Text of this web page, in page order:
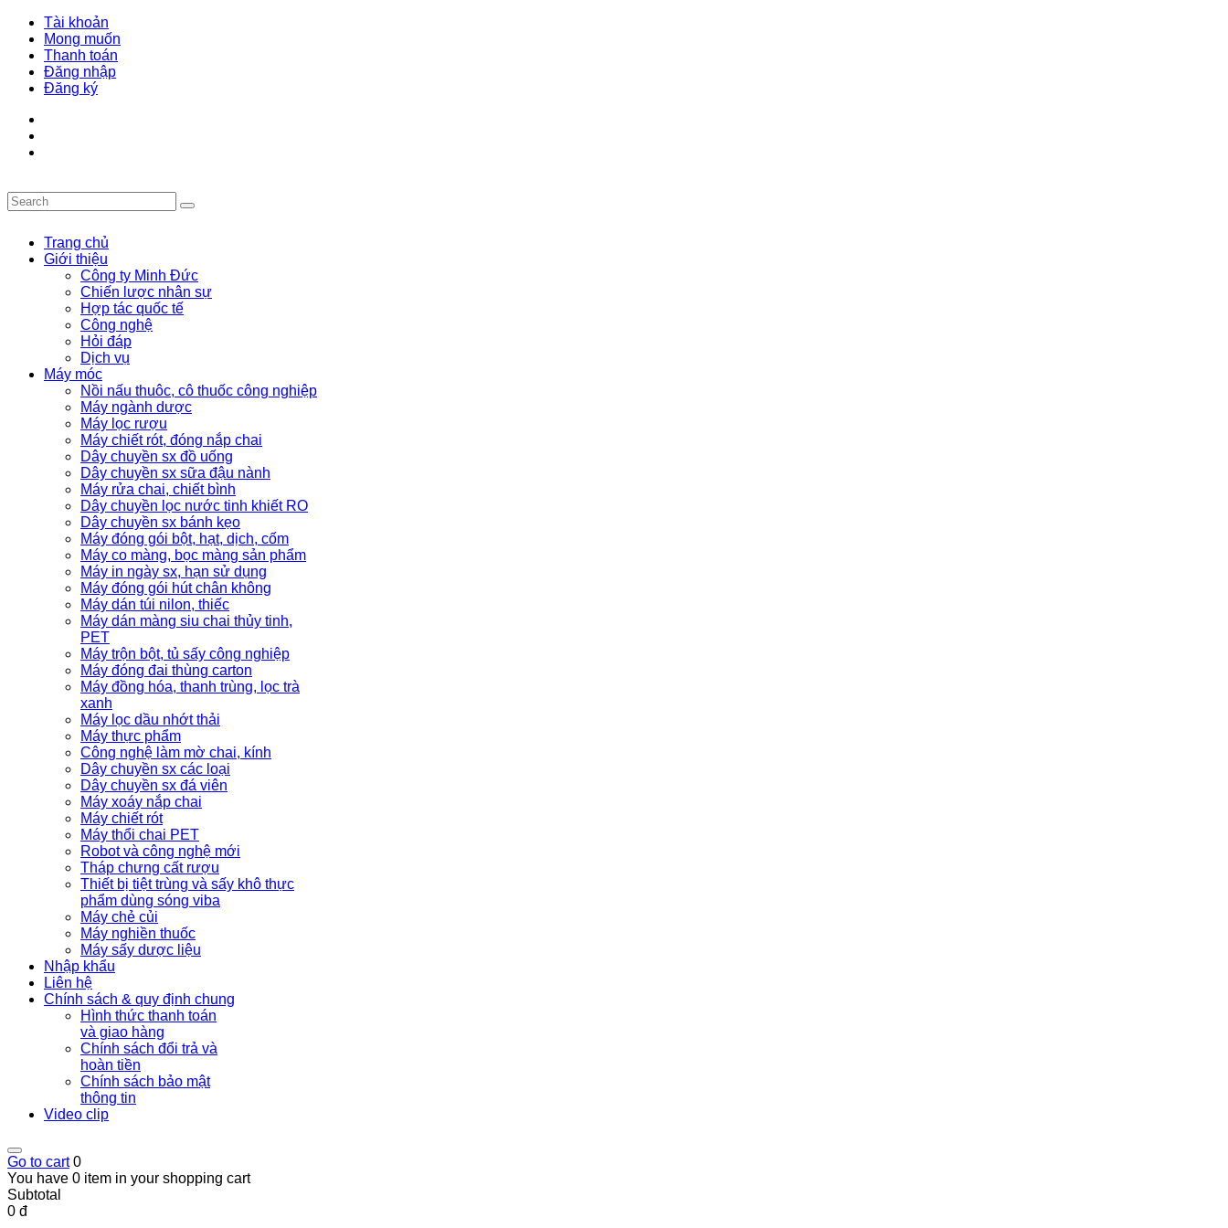
Tài khoản
Mong muốn
Thanh toán
Đăng nhập
Đăng ký
Trang chủ
Giới thiệu
Công ty Minh Đức
Chiến lược nhân sự
Hợp tác quốc tế
Công nghệ
Hỏi đáp
Dịch vụ
Máy móc
Nồi nấu thuôc, cô thuốc công nghiệp
Máy ngành dược
Máy lọc rượu
Máy chiết rót, đóng nắp chai
Dây chuyền sx đồ uống
Dây chuyền sx sữa đậu nành
Máy rửa chai, chiết bình
Dây chuyền lọc nước tinh khiết RO
Dây chuyền sx bánh kẹo
Máy đóng gói bột, hạt, dịch, cốm
Máy co màng, bọc màng sản phẩm
Máy in ngày sx, hạn sử dụng
Máy đóng gói hút chân không
Máy dán túi nilon, thiếc
Máy dán màng siu chai thủy tinh,
PET
Máy trộn bột, tủ sấy công nghiệp
Máy đóng đai thùng carton
Máy đồng hóa, thanh trùng, lọc trà
xanh
Máy lọc dầu nhớt thải
Máy thực phẩm
Công nghệ làm mờ chai, kính
Dây chuyền sx các loại
Dây chuyền sx đá viên
Máy xoáy nắp chai
Máy chiết rót
Máy thổi chai PET
Robot và công nghệ mới
Tháp chưng cất rượu
Thiết bị tiệt trùng và sấy khô thực
phẩm dùng sóng viba
Máy chẻ củi
Máy nghiền thuốc
Máy sấy dược liệu
Nhập khẩu
Liên hệ
Chính sách & quy định chung
Hình thức thanh toán
và giao hàng
Chính sách đổi trả và
hoàn tiền
Chính sách bảo mật
thông tin
Video clip
Go to cart 0
You have 0 item in your shopping cart
Subtotal
0 đ